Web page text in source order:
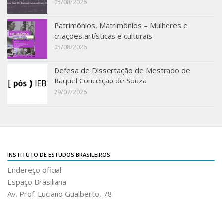
Últimas notícias
Acadêmico
Graduação
Pós-Graduação
Acervo
Catálogos
Estudos Brasileiros
Guia do IEB
05/08/2026
Patrimônios, Matrimônios – Mulheres e
criações artísticas e culturais
05/08/2026
Defesa de Dissertação de Mestrado de
Raquel Conceição de Souza
29/07/2026
INSTITUTO DE ESTUDOS BRASILEIROS
Endereço oficial:
Espaço Brasiliana
Av. Prof. Luciano Gualberto, 78